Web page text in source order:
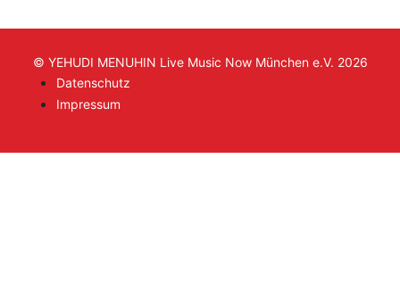
© YEHUDI MENUHIN Live Music Now München e.V. 2026
Datenschutz
Impressum